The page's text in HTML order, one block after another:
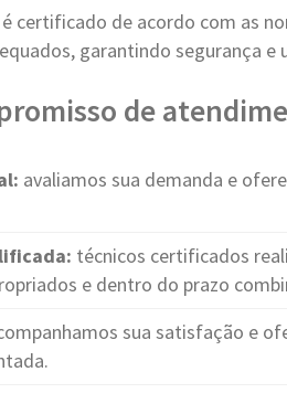
certificado de acordo com as
garantindo segurança e
de
avaliamos sua demanda e
técnicos certificados
e dentro do prazo
sua satisfação e